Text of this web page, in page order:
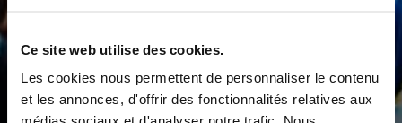
Ce site web utilise des cookies.
Les cookies nous permettent de personnaliser le contenu
et les annonces, d'offrir des fonctionnalités relatives aux